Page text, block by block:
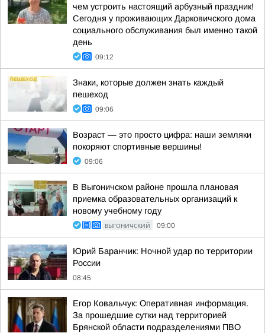
чем устроить настоящий арбузный праздник!
Сегодня у проживающих Дарковичского дома
социального обслуживания был именно такой
день
09:12
Знаки, которые должен знать каждый
пешеход
09:06
Возраст — это просто цифра: наши земляки
покоряют спортивные вершины!
09:06
В Выгоничском районе прошла плановая
приемка образовательных организаций к
новому учебному году
ВЫГОНИЧСКИЙ 09:00
Юрий Баранчик: Ночной удар по территории
России
08:45
Егор Ковальчук: Оперативная информация.
За прошедшие сутки над территорией
Брянской области подразделениями ПВО